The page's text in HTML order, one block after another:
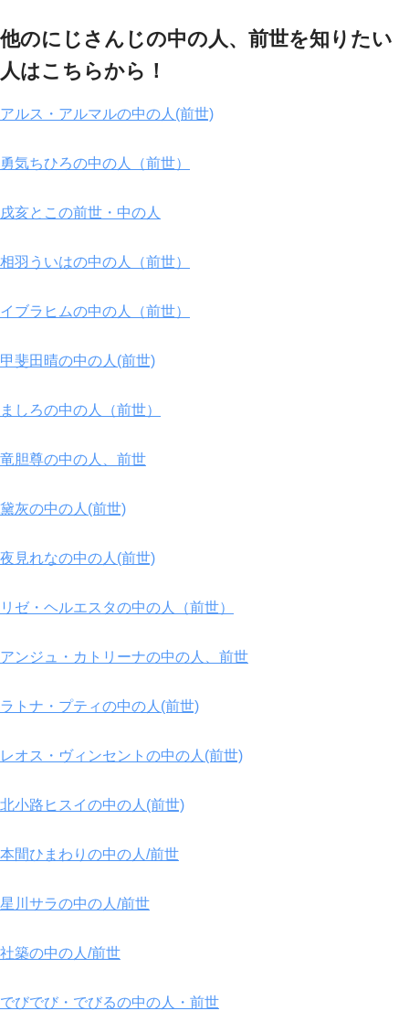
他のにじさんじの中の人、前世を知りたい
人はこちらから！
アルス・アルマルの中の人(前世)
勇気ちひろの中の人（前世）
戌亥とこの前世・中の人
相羽ういはの中の人（前世）
イブラヒムの中の人（前世）
甲斐田晴の中の人(前世)
ましろの中の人（前世）
竜胆尊の中の人、前世
黛灰の中の人(前世)
夜見れなの中の人(前世)
リゼ・ヘルエスタの中の人（前世）
アンジュ・カトリーナの中の人、前世
ラトナ・プティの中の人(前世)
レオス・ヴィンセントの中の人(前世)
北小路ヒスイの中の人(前世)
本間ひまわりの中の人/前世
星川サラの中の人/前世
社築の中の人/前世
でびでび・でびるの中の人・前世